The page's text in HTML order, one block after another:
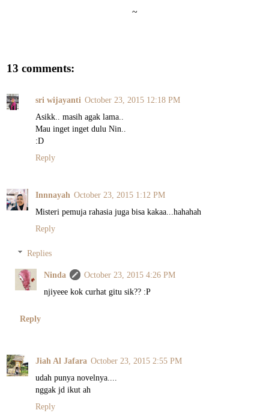
~
13 comments:
sri wijayanti October 23, 2015 12:18 PM
Asikk.. masih agak lama..
Mau inget inget dulu Nin..
:D
Reply
Innnayah October 23, 2015 1:12 PM
Misteri pemuja rahasia juga bisa kakaa...hahahah
Reply
Replies
Ninda
October 23, 2015 4:26 PM
njiyeee kok curhat gitu sik?? :P
Reply
Jiah Al Jafara October 23, 2015 2:55 PM
udah punya novelnya....
nggak jd ikut ah
Reply